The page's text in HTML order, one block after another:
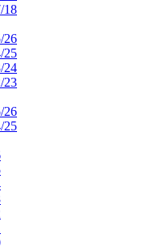
18
26
25
24
23
26
25